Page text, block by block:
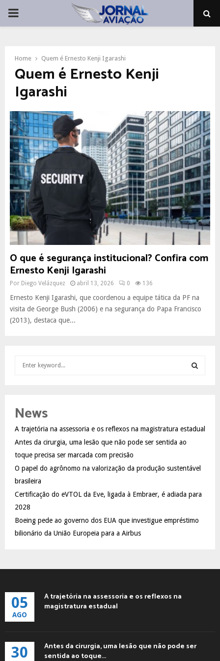
PRIMARY
Home Quem é Ernesto Kenji Igarashi
Quem é Ernesto Kenji
Igarashi
O que é segurança institucional? Confira com
Ernesto Kenji Igarashi
Por Diego Velázquez abril 13, 2026 0 136
Ernesto Kenji Igarashi, que coordenou a equipe tática da PF na
visita de George Bush (2006) e na segurança do Papa Francisco
(2013), destaca que...
h
o
r
:
A
C
News
A trajetória na assessoria e os reflexos na magistratura estadual
Antes da cirurgia, uma lesão que não pode ser sentida ao
toque precisa ser marcada com precisão
O papel do agrônomo na valorização da produção sustentável
brasileira
Certificação do eVTOL da Eve, ligada à Embraer, é adiada para
2028
Boeing pede ao governo dos EUA que investigue empréstimo
bilionário da União Europeia para a Airbus
05
AGO
A trajetória na assessoria e os reflexos na
magistratura estadual
30
Antes da cirurgia, uma lesão que não pode ser
sentida ao toque...